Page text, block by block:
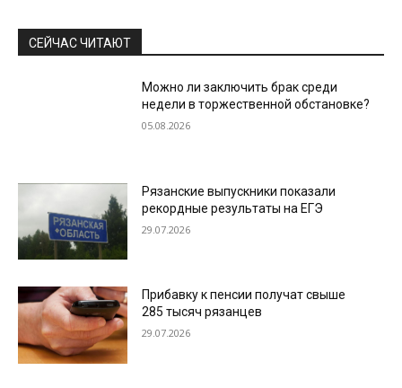
СЕЙЧАС ЧИТАЮТ
Можно ли заключить брак среди
недели в торжественной обстановке?
05.08.2026
Рязанские выпускники показали
рекордные результаты на ЕГЭ
29.07.2026
Прибавку к пенсии получат свыше
285 тысяч рязанцев
29.07.2026